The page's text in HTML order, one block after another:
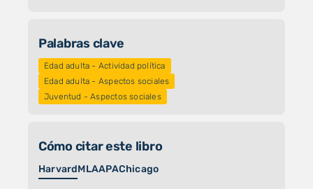
Palabras clave
Edad adulta - Actividad política
Edad adulta - Aspectos sociales
Juventud - Aspectos sociales
Cómo citar este libro
HarvardMLAAPAChicago